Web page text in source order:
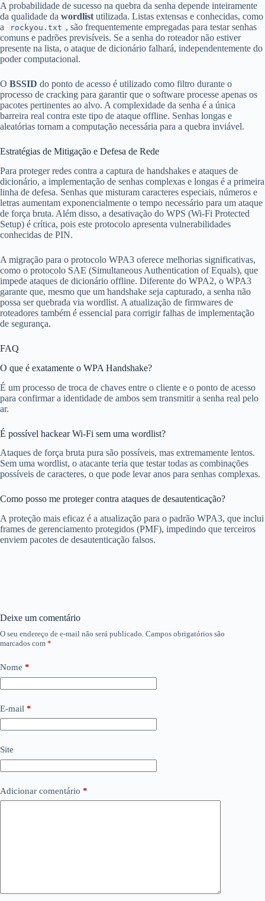
A probabilidade de sucesso na quebra da senha depende inteiramente
da qualidade da wordlist utilizada. Listas extensas e conhecidas, como
a
rockyou.txt , são frequentemente empregadas para testar senhas
comuns e padrões previsíveis. Se a senha do roteador não estiver
presente na lista, o ataque de dicionário falhará, independentemente do
poder computacional.
O BSSID do ponto de acesso é utilizado como filtro durante o
processo de cracking para garantir que o software processe apenas os
pacotes pertinentes ao alvo. A complexidade da senha é a única
barreira real contra este tipo de ataque offline. Senhas longas e
aleatórias tornam a computação necessária para a quebra inviável.
Estratégias de Mitigação e Defesa de Rede
Para proteger redes contra a captura de handshakes e ataques de
dicionário, a implementação de senhas complexas e longas é a primeira
linha de defesa. Senhas que misturam caracteres especiais, números e
letras aumentam exponencialmente o tempo necessário para um ataque
de força bruta. Além disso, a desativação do WPS (Wi-Fi Protected
Setup) é crítica, pois este protocolo apresenta vulnerabilidades
conhecidas de PIN.
A migração para o protocolo WPA3 oferece melhorias significativas,
como o protocolo SAE (Simultaneous Authentication of Equals), que
impede ataques de dicionário offline. Diferente do WPA2, o WPA3
garante que, mesmo que um handshake seja capturado, a senha não
possa ser quebrada via wordlist. A atualização de firmwares de
roteadores também é essencial para corrigir falhas de implementação
de segurança.
FAQ
O que é exatamente o WPA Handshake?
É um processo de troca de chaves entre o cliente e o ponto de acesso
para confirmar a identidade de ambos sem transmitir a senha real pelo
ar.
É possível hackear Wi-Fi sem uma wordlist?
Ataques de força bruta pura são possíveis, mas extremamente lentos.
Sem uma wordlist, o atacante teria que testar todas as combinações
possíveis de caracteres, o que pode levar anos para senhas complexas.
Como posso me proteger contra ataques de desautenticação?
A proteção mais eficaz é a atualização para o padrão WPA3, que inclui
frames de gerenciamento protegidos (PMF), impedindo que terceiros
enviem pacotes de desautenticação falsos.
Deixe um comentário
O seu endereço de e-mail não será publicado. Campos obrigatórios são
marcados com *
Nome *
E-mail *
Site
Adicionar comentário *